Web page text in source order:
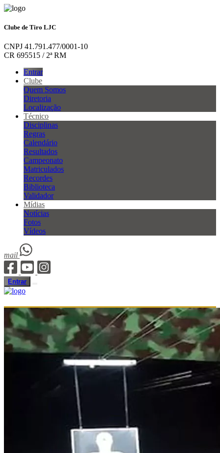
Clube de Tiro LJC
CNPJ 41.791.477/0001-10
CR 695515 / 2ª RM
Entrar
Clube
Quem Somos
Diretoria
Localização
Técnico
Disciplinas
Regras
Calendário
Resultados
Campeonato
Matriculados
Recordes
Biblioteca
Validador
Mídias
Notícias
Fotos
Vídeos
mail
Entrar